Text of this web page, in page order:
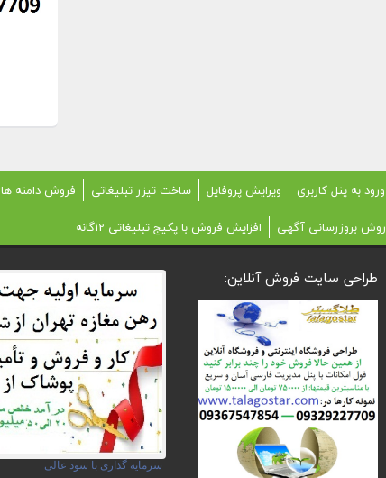
ورود به پنل کاربری ویرایش پروفایل ساخت تیزر تبلیغاتی فروش دامنه
روش بروزرسانی آگهی افزایش فروش با پکیج تبلیغاتی 12گانه
سرمایه گذاری با سود عالی
طراحی سایت فروش آنلاین: